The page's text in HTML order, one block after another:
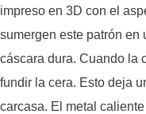
impreso en 3D con el
sumergen este patrón en
cáscara dura. Cuando la
fundir la cera. Esto deja
carcasa. El metal